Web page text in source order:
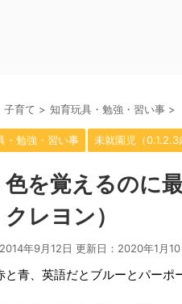
子育て > 知育玩具・勉強・習い事 >
・勉強・習い事 未就園児（
色を覚えるのに
クレヨン）
年9月12日 更新日： 2020年1月10
と青、英語だとブルーとパーポ